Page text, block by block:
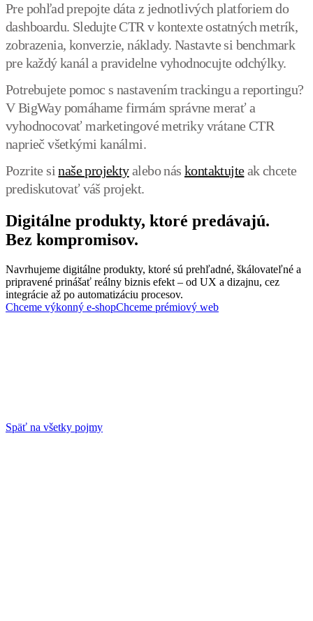
Pre pohľad prepojte dáta z jednotlivých platforiem do
dashboardu. Sledujte CTR v kontexte ostatných metrík,
zobrazenia, konverzie, náklady. Nastavte si benchmark
pre každý kanál a pravidelne vyhodnocujte odchýlky.
Potrebujete pomoc s nastavením trackingu a reportingu?
V BigWay pomáhame firmám správne merať a
vyhodnocovať marketingové metriky vrátane CTR
naprieč všetkými kanálmi.
Pozrite sinaše projektyalebo náskontaktujteak chcete
prediskutovať váš projekt.
Digitálne produkty, ktoré predávajú.
Bez kompromisov.
Navrhujeme digitálne produkty, ktoré sú prehľadné, škálovateľné a
pripravené prinášať reálny biznis efekt – od UX a dizajnu, cez
integrácie až po automatizáciu procesov.
Chceme výkonný e-shopChceme prémiový web
Späť na všetky pojmy